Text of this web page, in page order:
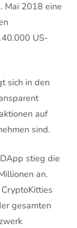
Mai 2018 eine
US-
sich in den
auf
sind.
stieg die
an.
gesamten